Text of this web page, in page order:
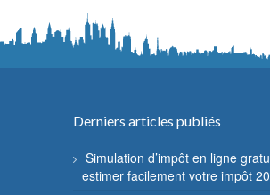
Derniers articles publiés
Simulation d’impôt en ligne
estimer facilement votre impôt